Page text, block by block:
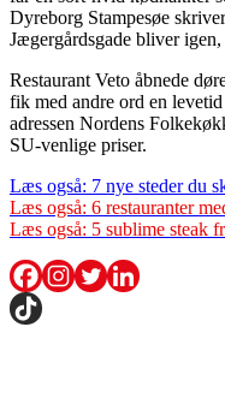
Dyreborg Stampesøe
Jægergårdsgade bliver
Restaurant Veto åbnede
fik med andre ord en
adressen Nordens
SU-venlige priser.
Læs også: 7 nye steder du
Læs også: 6 restauranter
Læs også: 5 sublime steak